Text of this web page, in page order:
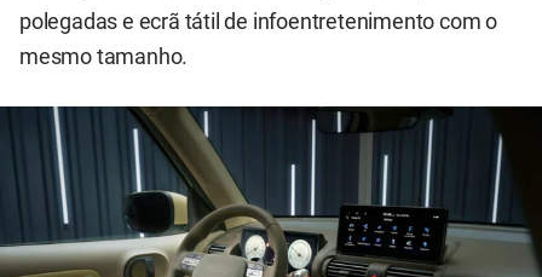
polegadas e ecrã tátil de infoentretenimento com o
mesmo tamanho.